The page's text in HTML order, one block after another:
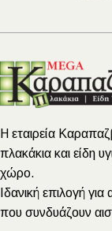
Η εταιρεία
πλακάκια και είδη
χώρο.
Ιδανική επιλογή
που συνδυάζουν